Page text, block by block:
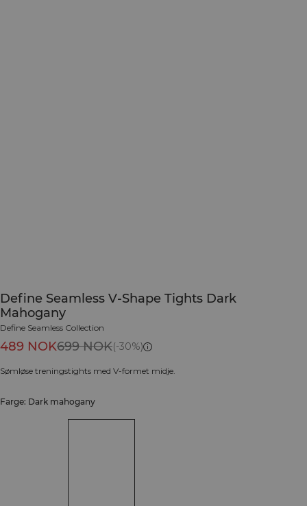
Define Seamless V-Shape Tights Dark
Mahogany
Define Seamless Collection
489 NOK699 NOK(-30%)
Sømløse treningstights med V-formet midje.
Farge: Dark mahogany